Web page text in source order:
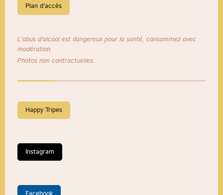
Plan d'accès
L'abus d'alcool est dangereux pour la santé, consommez avec
modération.
Photos non contractuelles.
Happy Tripes
Instagram